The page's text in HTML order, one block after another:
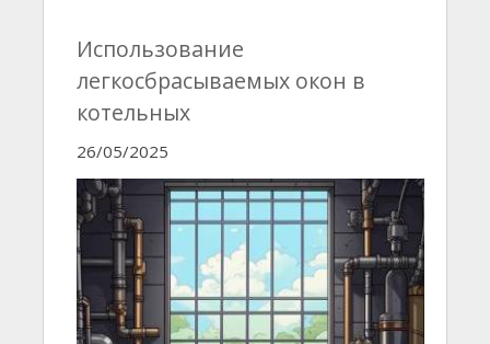
Использование
легкосбрасываемых окон в
котельных
26/05/2025